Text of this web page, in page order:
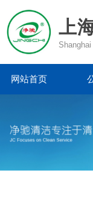
上
网站首页